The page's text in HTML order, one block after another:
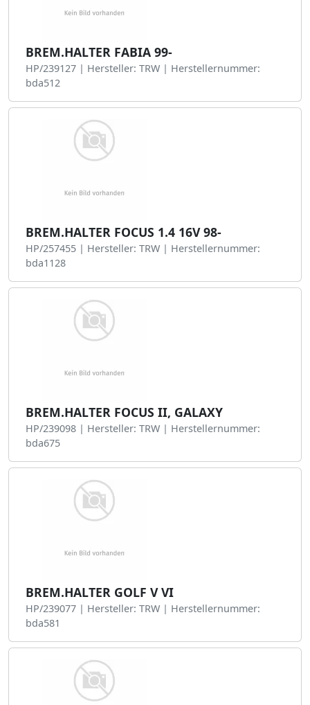
BREM.HALTER FABIA 99-
HP/239127 | Hersteller: TRW | Herstellernummer:
bda512
BREM.HALTER FOCUS 1.4 16V 98-
HP/257455 | Hersteller: TRW | Herstellernummer:
bda1128
BREM.HALTER FOCUS II, GALAXY
HP/239098 | Hersteller: TRW | Herstellernummer:
bda675
BREM.HALTER GOLF V VI
HP/239077 | Hersteller: TRW | Herstellernummer:
bda581